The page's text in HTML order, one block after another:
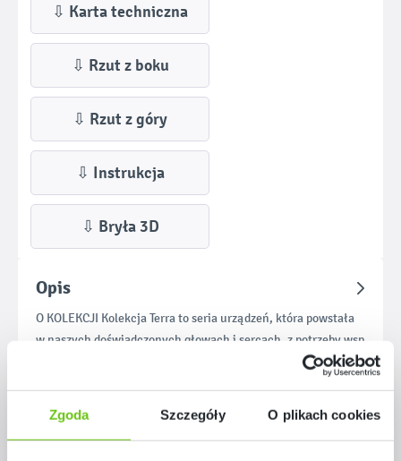
Zgoda Szczegóły O plikach cookies
⇩ Karta techniczna
⇩ Rzut z boku
⇩ Rzut z góry
⇩ Instrukcja
⇩ Bryła 3D
Opis
O KOLEKCJI Kolekcja Terra to seria urządzeń, która powstała
w naszych doświadczonych głowach i sercach, z potrzeby wsp